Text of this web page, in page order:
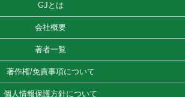
GJとは
会社概要
著者一覧
著作権/免責事項について
個人情報保護方針について